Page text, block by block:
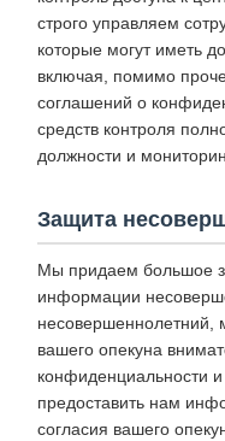
строго управляем
которые могут иметь
включая, помимо
соглашений о
средств контроля
должности и
Защита
Мы придаем большое
информации
несовершеннолетний,
вашего опекуна
конфиденциальности
предоставить нам
согласия вашего